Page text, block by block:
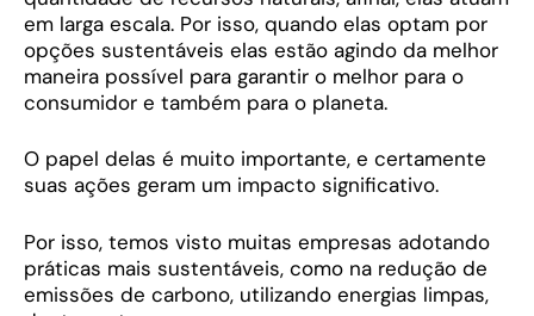
em larga escala. Por isso, quando elas optam por
opções sustentáveis elas estão agindo da melhor
maneira possível para garantir o melhor para o
consumidor e também para o planeta.
O papel delas é muito importante, e certamente
suas ações geram um impacto significativo.
Por isso, temos visto muitas empresas adotando
práticas mais sustentáveis, como na redução de
emissões de carbono, utilizando energias limpas,